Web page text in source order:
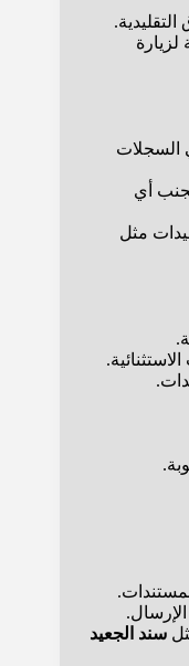
لزيارة
السجلات
أي
مثل
سند الجعيد